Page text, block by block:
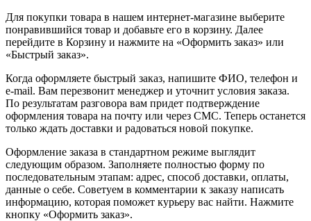
Для покупки товара в нашем интернет-магазине выберите
понравившийся товар и добавьте его в корзину. Далее
перейдите в Корзину и нажмите на «Оформить заказ» или
«Быстрый заказ».
Когда оформляете быстрый заказ, напишите ФИО, телефон и
e-mail. Вам перезвонит менеджер и уточнит условия заказа.
По результатам разговора вам придет подтверждение
оформления товара на почту или через СМС. Теперь останется
только ждать доставки и радоваться новой покупке.
Оформление заказа в стандартном режиме выглядит
следующим образом. Заполняете полностью форму по
последовательным этапам: адрес, способ доставки, оплаты,
данные о себе. Советуем в комментарии к заказу написать
информацию, которая поможет курьеру вас найти. Нажмите
кнопку «Оформить заказ».